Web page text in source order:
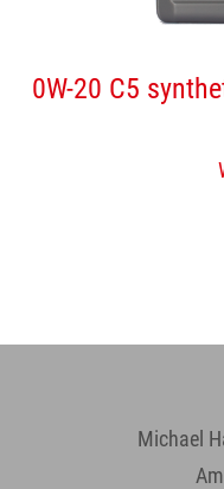
0W-20 C5
Michael